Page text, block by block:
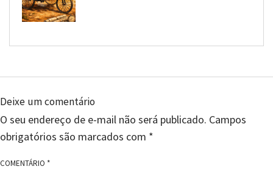
Deixe um comentário
O seu endereço de e-mail não será publicado. Campos
obrigatórios são marcados com *
COMENTÁRIO *